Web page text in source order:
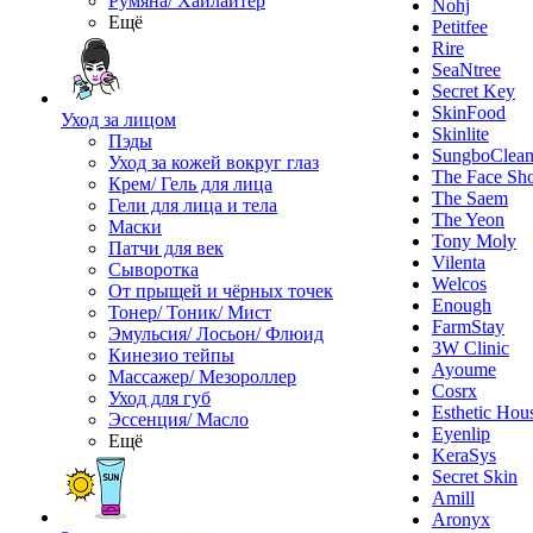
Ещё
Уход за лицом
Пэды
Уход за кожей вокруг глаз
Крем/ Гель для лица
Гели для лица и тела
Маски
Патчи для век
Сыворотка
От прыщей и чёрных точек
Тонер/ Тоник/ Мист
Эмульсия/ Лосьон/ Флюид
Кинезио тейпы
Массажер/ Мезороллер
Уход для губ
Эссенция/ Масло
Ещё
Nohj
Petitfee
Rire
SeaNtree
Secret Key
SkinFood
Skinlite
The Face
The Saem
The Yeon
Tony Moly
Vilenta
Welcos
Enough
FarmStay
3W Clinic
Ayoume
Cosrx
Esthetic
Eyenlip
KeraSys
Secret Skin
Amill
Aronyx